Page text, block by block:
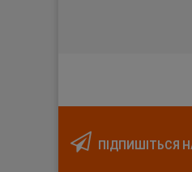
ПІДПИШІТЬСЯ